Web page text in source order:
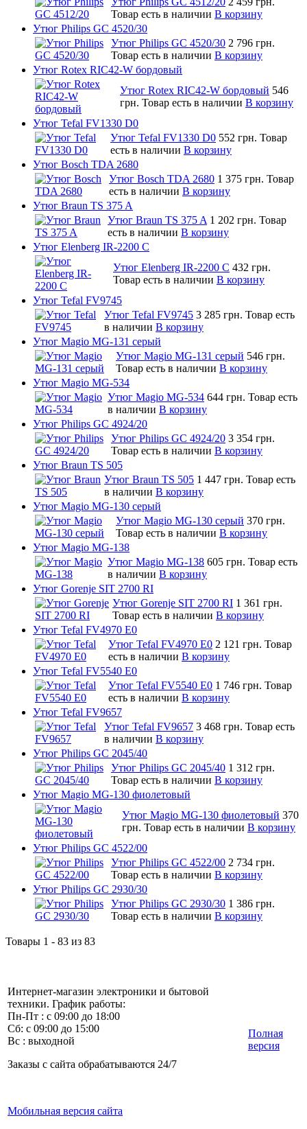
Товар есть в наличии В корзину
Утюг Philips GC 4520/30
Утюг Philips GC 4520/30 2 796 грн.
Товар есть в наличии В корзину
Утюг Rotex RIC42-W бордовый
Утюг Rotex RIC42-W бордовый 546
грн. Товар есть в наличии В корзину
Утюг Tefal FV1330 D0
Утюг Tefal FV1330 D0 552 грн. Товар
есть в наличии В корзину
Утюг Bosch TDA 2680
Утюг Bosch TDA 2680 1 375 грн. Товар
есть в наличии В корзину
Утюг Braun TS 375 A
Утюг Braun TS 375 A 1 202 грн. Товар
есть в наличии В корзину
Утюг Elenberg IR-2200 C
Утюг Elenberg IR-2200 C 432 грн.
Товар есть в наличии В корзину
Утюг Tefal FV9745
Утюг Tefal FV9745 3 285 грн. Товар есть
в наличии В корзину
Утюг Magio MG-131 серый
Утюг Magio MG-131 серый 546 грн.
Товар есть в наличии В корзину
Утюг Magio MG-534
Утюг Magio MG-534 644 грн. Товар есть
в наличии В корзину
Утюг Philips GC 4924/20
Утюг Philips GC 4924/20 3 354 грн.
Товар есть в наличии В корзину
Утюг Braun TS 505
Утюг Braun TS 505 1 447 грн. Товар есть
в наличии В корзину
Утюг Magio MG-130 серый
Утюг Magio MG-130 серый 370 грн.
Товар есть в наличии В корзину
Утюг Magio MG-138
Утюг Magio MG-138 605 грн. Товар есть
в наличии В корзину
Утюг Gorenje SIT 2700 RI
Утюг Gorenje SIT 2700 RI 1 361 грн.
Товар есть в наличии В корзину
Утюг Tefal FV4970 E0
Утюг Tefal FV4970 E0 2 121 грн. Товар
есть в наличии В корзину
Утюг Tefal FV5540 E0
Утюг Tefal FV5540 E0 1 746 грн. Товар
есть в наличии В корзину
Утюг Tefal FV9657
Утюг Tefal FV9657 3 468 грн. Товар есть
в наличии В корзину
Утюг Philips GC 2045/40
Утюг Philips GC 2045/40 1 312 грн.
Товар есть в наличии В корзину
Утюг Magio MG-130 фиолетовый
Утюг Magio MG-130 фиолетовый 370
грн. Товар есть в наличии В корзину
Утюг Philips GC 4522/00
Утюг Philips GC 4522/00 2 734 грн.
Товар есть в наличии В корзину
Утюг Philips GC 2930/30
Утюг Philips GC 2930/30 1 386 грн.
Товар есть в наличии В корзину
Товары 1 - 83 из 83
Интернет-магазин электроники и бытовой
техники. График работы:
Пн-Пт : с 09:00 до 18:00
Сб: с 09:00 до 15:00
Вс : выходной
Заказы с сайта обрабатываются 24/7
Мобильная версия сайта
Полная
версия